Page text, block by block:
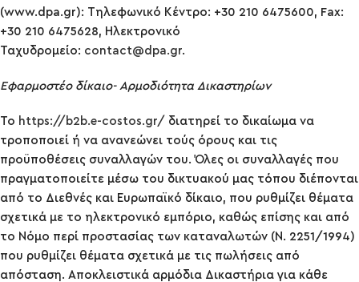
(www.dpa.gr): Τηλεφωνικό Κέντρο: +30 210 6475600, Fax:
+30 210 6475628, Ηλεκτρονικό
Ταχυδρομείο: contact@dpa.gr.
Εφαρμοστέο δίκαιο- Αρμοδιότητα Δικαστηρίων
Το https://b2b.e-costos.gr/ διατηρεί το δικαίωμα να
τροποποιεί ή να ανανεώνει τούς όρους και τις
προϋποθέσεις συναλλαγών του. Όλες οι συναλλαγές που
πραγματοποιείτε μέσω του δικτυακού μας τόπου διέπονται
από το Διεθνές και Ευρωπαϊκό δίκαιο, που ρυθμίζει θέματα
σχετικά με το ηλεκτρονικό εμπόριο, καθώς επίσης και από
το Νόμο περί προστασίας των καταναλωτών (Ν. 2251/1994)
που ρυθμίζει θέματα σχετικά με τις πωλήσεις από
απόσταση. Αποκλειστικά αρμόδια Δικαστήρια για κάθε